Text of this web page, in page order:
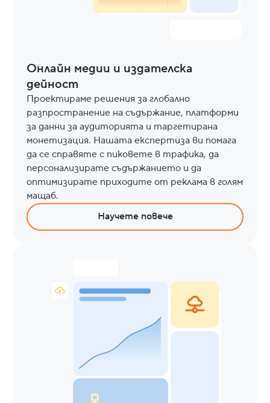
Онлайн медии и издателска
дейност
Проектираме решения за глобално
разпространение на съдържание, платформи
за данни за аудиторията и таргетирана
монетизация. Нашата експертиза ви помага
да се справяте с пиковете в трафика, да
персонализирате съдържанието и да
оптимизирате приходите от реклама в голям
мащаб.
Научете повече